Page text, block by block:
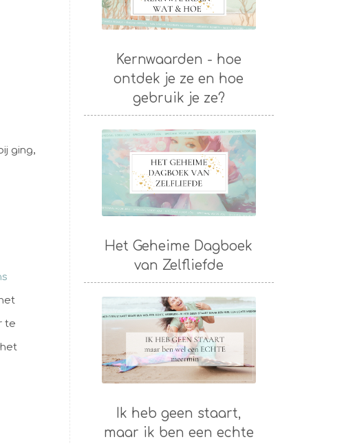
ging,
te
Kernwaarden - hoe
ontdek je ze en hoe
gebruik je ze?
Het Geheime Dagboek
van Zelfliefde
Ik heb geen staart,
maar ik ben een echte